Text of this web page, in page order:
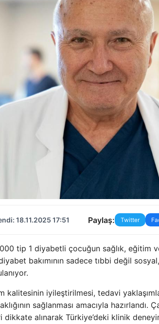
18.11.2025 17:51 Paylaş: Twitter
tip 1 diyabetli çocuğun sağlık, eğitim
bakımının sadece tıbbi değil
kalitesinin iyileştirilmesi, tedavi
sağlanması amacıyla hazırlandı.
alınarak Türkiye’deki klinik